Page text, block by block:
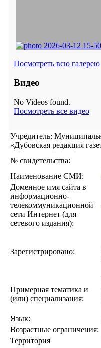
Посмотреть всю галерею
Видео
No Videos found.
Посмотреть все видео
Учредитель:
«Дубовская редакция
№ свидетельства:
Наименование СМИ:
Доменное имя сайта в
информационно-
телекоммуникационной
сети Интернет (для
сетевого издания):
Зарегистрировано:
Примерная тематика и
(или) специализация:
Язык:
Возрастные ограничения:
Территория